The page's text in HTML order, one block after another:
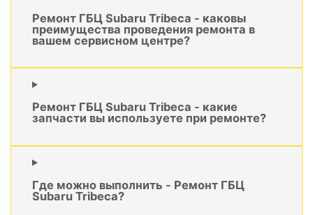
Ремонт ГБЦ Subaru Tribeca - каковы
преимущества проведения ремонта в
вашем сервисном центре?
Ремонт ГБЦ Subaru Tribeca - какие
запчасти вы используете при ремонте?
Где можно выполнить - Ремонт ГБЦ
Subaru Tribeca?